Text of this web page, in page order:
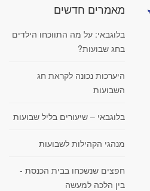
מאמרים חדשים
בלוגבאי: על מה התווכחו הילדים
בחג שבועות?
היערכות נכונה לקראת חג
השבועות
בלוגבאי – שיעורים בליל שבועות
מנהגי הקהילות לשבועות
חפצים שנשכחו בבית הכנסת -
בין הלכה למעשה